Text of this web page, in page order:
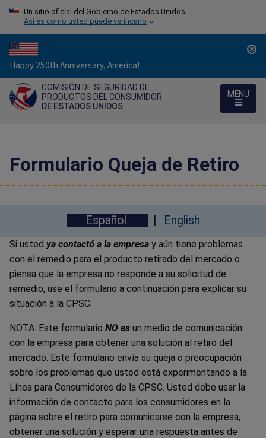
Un sitio oficial del Gobierno de Estados Unidos
Así es como usted puede verificarlo
Countdown
to
America's
250th
Happy 250th Anniversary, America!
COMISIÓN DE SEGURIDAD DE
PRODUCTOS DEL CONSUMIDOR
DE ESTADOS UNIDOS
MENU
Formulario Queja de Retiro
Español English
Si usted ya contactó a la empresa y aún tiene problemas
con el remedio para el producto retirado del mercado o
piensa que la empresa no responde a su solicitud de
remedio, use el formulario a continuación para explicar su
situación a la CPSC.
NOTA: Este formulario NO es un medio de comunicación
con la empresa para obtener una solución al retiro del
mercado. Este formulario envía su queja o preocupación
sobre los problemas que usted está experimentando a la
Línea para Consumidores de la CPSC. Usted debe usar la
información de contacto para los consumidores en la
página sobre el retiro para comunicarse con la empresa,
obtener una solución y esperar una respuesta antes de